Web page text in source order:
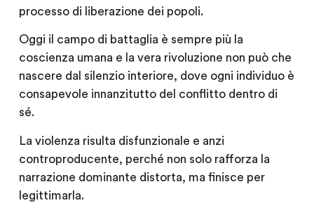
processo di liberazione dei popoli.
Oggi il campo di battaglia è sempre più la
coscienza umana e la vera rivoluzione non può che
nascere dal silenzio interiore, dove ogni individuo è
consapevole innanzitutto del conflitto dentro di
sé.
La violenza risulta disfunzionale e anzi
controproducente, perché non solo rafforza la
narrazione dominante distorta, ma finisce per
legittimarla.